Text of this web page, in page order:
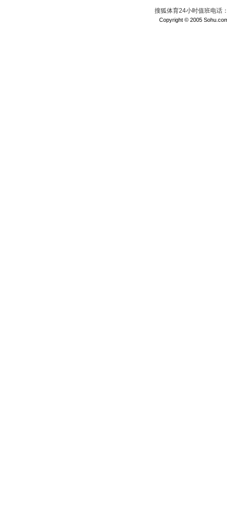
搜狐体育24小时值班电话
Copyright © 2005